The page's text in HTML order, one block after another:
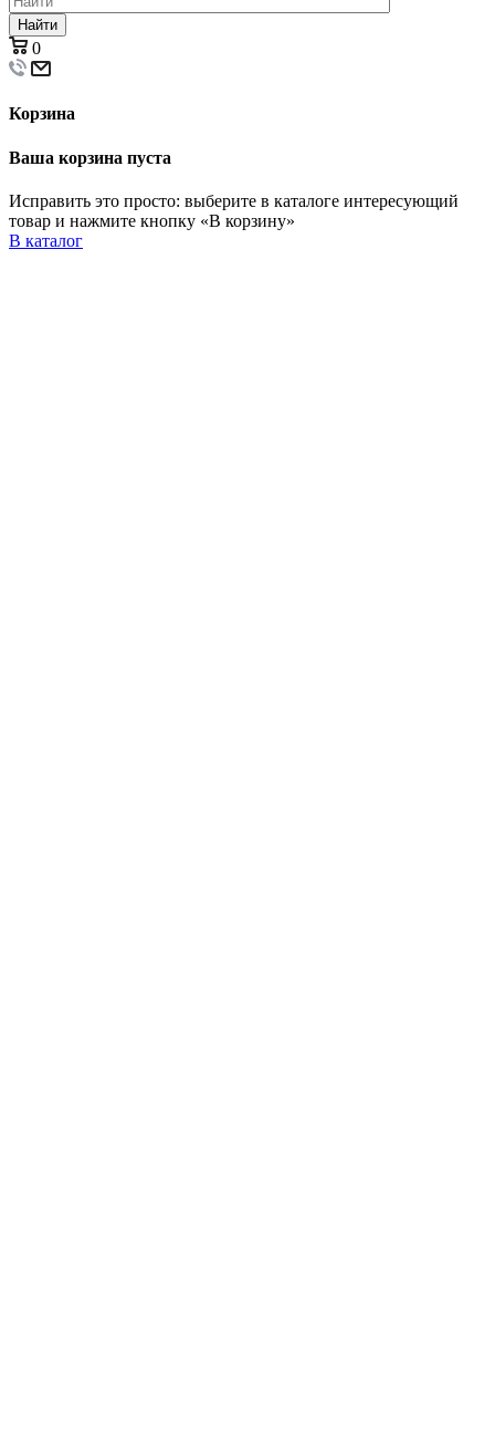
Найти
0
Корзина
Ваша корзина пуста
Исправить это просто: выберите в каталоге интересующий
товар и нажмите кнопку «В корзину»
В каталог